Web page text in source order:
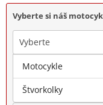
Vyberte si náš
Vyberte
Značka
Motocykle
Štvorkolky